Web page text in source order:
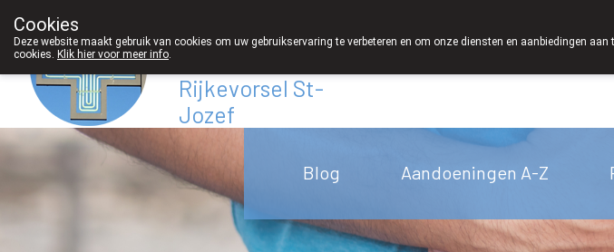
Apotheek
Rijkevorsel St-
Jozef
03/312 12 20
Blog Aandoeningen A-Z
Cookies
Deze website maakt gebruik van cookies om uw gebruikservaring te verbeteren en om onze diensten en aanbiedingen
cookies. Klik hier voor meer info.